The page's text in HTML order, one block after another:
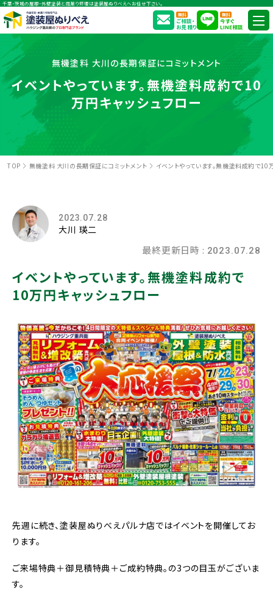
千葉・茨城の屋根・外壁塗装と雨漏り修理は塗装屋ぬりべえへお任せ下さい。
無料
ご相談・
お見積り
無料
今すぐ
LINE相談
無機塗料 大川の長期保証にコミットメント
イベントやっています。無機塗料成約で10
万円キャッシュフロー
TOP 無機塗料 大川の長期保証にコミットメント イベントやっています。無機塗料成約で10
2023.07.28
大川 瑛二
最終更新日時 : 2023.07.28
イベントやっています。無機塗料成約で
10万円キャッシュフロー
先週に続き、塗装屋ぬりべえパルナ店ではイベントを開催してお
ります。
ご来場特典＋御見積特典＋ご成約特典。の3つの目玉がございま
す。